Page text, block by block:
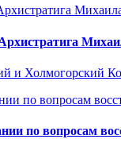
и Холмогорский
по вопросам